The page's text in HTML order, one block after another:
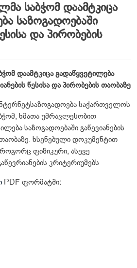
საბჭომ დაამტკიცა
საზოგადოებაში
და პირობების
დაამტკიცა გადაწყვეტილება
წესისა და პირობების თაობაზე
საქართველოს
ხმათა უმრავლესობით
საზოგადოებაში გაწევიანების
ხსენებული დოკუმენტით
ფიზიკური, ასევე
კრიტერიუმებს.
PDF ფორმატში: